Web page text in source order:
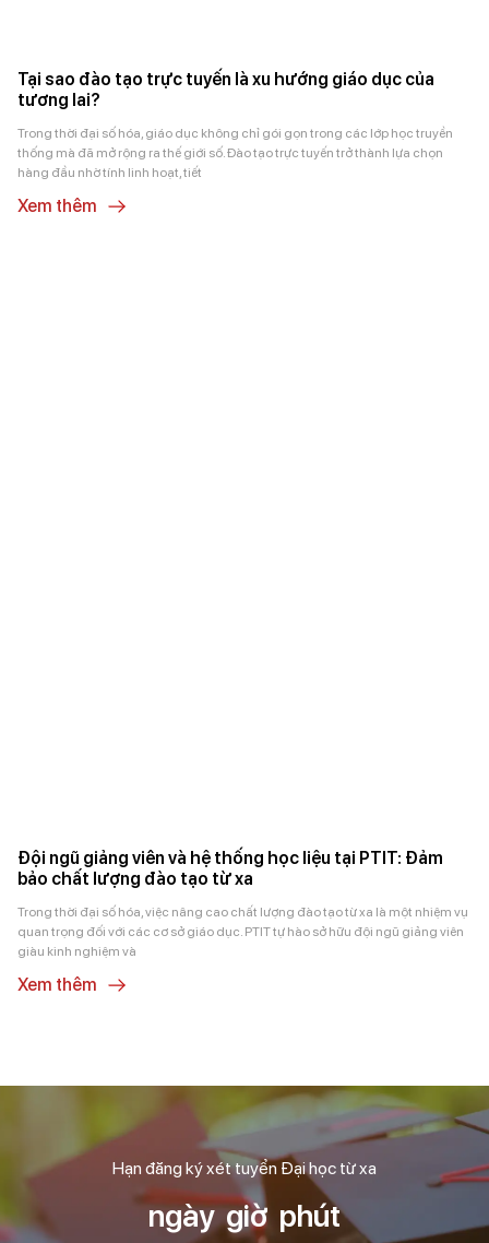
Tại sao đào tạo trực tuyến là xu hướng giáo dục của
tương lai?
Trong thời đại số hóa, giáo dục không chỉ gói gọn trong các lớp học truyền
thống mà đã mở rộng ra thế giới số. Đào tạo trực tuyến trở thành lựa chọn
hàng đầu nhờ tính linh hoạt, tiết
Xem thêm
Đội ngũ giảng viên và hệ thống học liệu tại PTIT: Đảm
bảo chất lượng đào tạo từ xa
Trong thời đại số hóa, việc nâng cao chất lượng đào tạo từ xa là một nhiệm vụ
quan trọng đối với các cơ sở giáo dục. PTIT tự hào sở hữu đội ngũ giảng viên
giàu kinh nghiệm và
Xem thêm
Hạn đăng ký xét tuyển Đại học từ xa
ngày giờ phút